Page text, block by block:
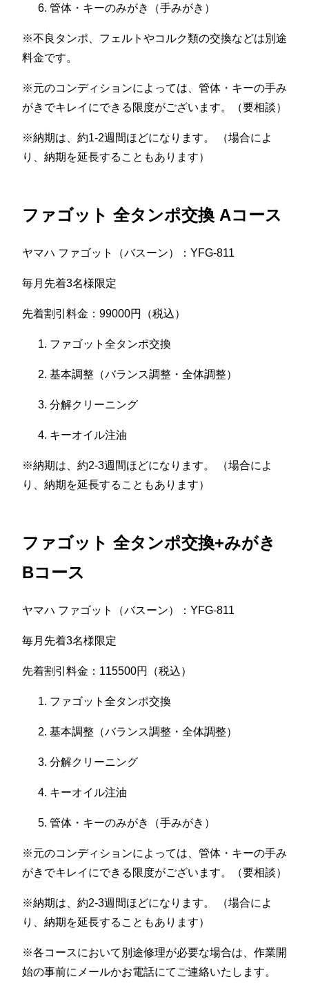
管体・キーのみがき（手みがき）
※不良タンポ、フェルトやコルク類の交換などは別途
料金です。
※元のコンディションによっては、管体・キーの手み
がきでキレイにできる限度がございます。（要相談）
※納期は、約1-2週間ほどになります。 （場合によ
り、納期を延長することもあります）
ファゴット 全タンポ交換 Aコース
ヤマハ ファゴット（バスーン）：YFG-811
毎月先着3名様限定
先着割引料金：99000円（税込）
ファゴット全タンポ交換
基本調整（バランス調整・全体調整）
分解クリーニング
キーオイル注油
※納期は、約2-3週間ほどになります。 （場合によ
り、納期を延長することもあります）
ファゴット 全タンポ交換+みがき
Bコース
ヤマハ ファゴット（バスーン）：YFG-811
毎月先着3名様限定
先着割引料金：115500円（税込）
ファゴット全タンポ交換
基本調整（バランス調整・全体調整）
分解クリーニング
キーオイル注油
管体・キーのみがき（手みがき）
※元のコンディションによっては、管体・キーの手み
がきでキレイにできる限度がございます。（要相談）
※納期は、約2-3週間ほどになります。 （場合によ
り、納期を延長することもあります）
※各コースにおいて別途修理が必要な場合は、作業開
始の事前にメールかお電話にてご連絡いたします。